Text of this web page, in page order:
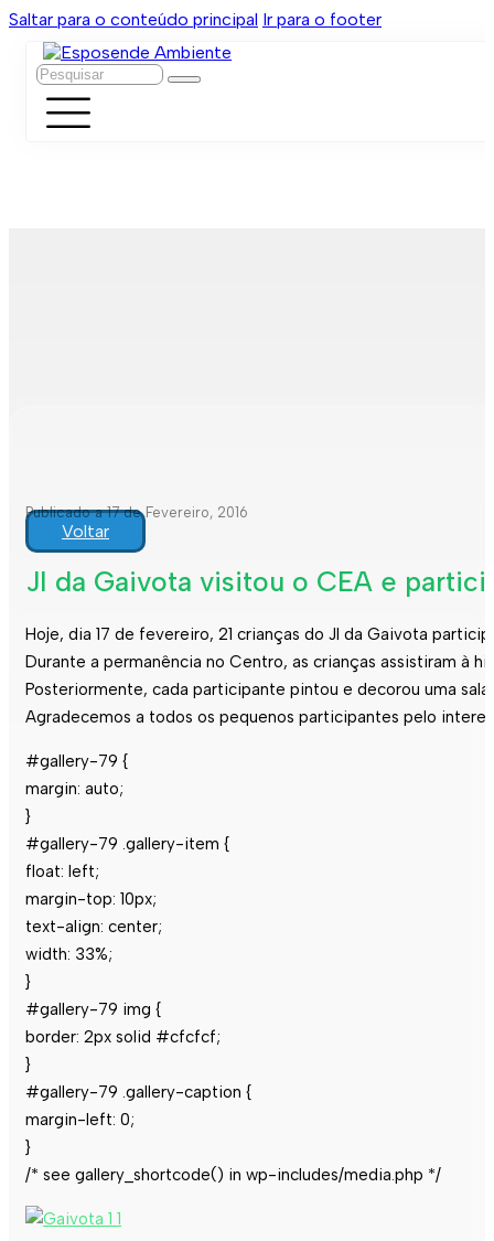
Saltar para o conteúdo principal Ir para o footer
Pesquisar
Publicado a 17 de Fevereiro, 2016
Voltar
JI da Gaivota visitou o CEA e
Hoje, dia 17 de fevereiro, 21 crianças do JI da Gaivota
Durante a permanência no Centro, as crianças assistiram à
Posteriormente, cada participante pintou e decorou uma
Agradecemos a todos os pequenos participantes pelo
#gallery-79 {
margin: auto;
}
#gallery-79 .gallery-item {
float: left;
margin-top: 10px;
text-align: center;
width: 33%;
}
#gallery-79 img {
border: 2px solid #cfcfcf;
}
#gallery-79 .gallery-caption {
margin-left: 0;
}
/* see gallery_shortcode() in wp-includes/media.php */